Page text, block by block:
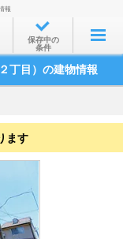
から
ら
報
保存中の
条件
丁目）の建物情報
ます